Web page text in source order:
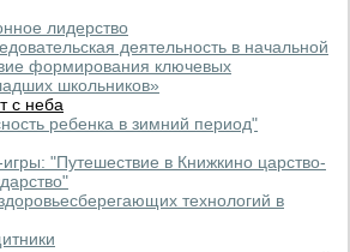
лидерство
деятельность в начальной
формирования ключевых
школьников»
с неба
ребенка в зимний период"
"Путешествие в Книжкино царство-
технологий в